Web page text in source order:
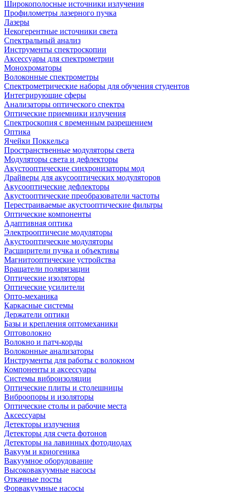
Широкополосные источники излучения
Профилометры лазерного пучка
Лазеры
Некогерентные источники света
Спектральный анализ
Инструменты спектроскопии
Аксессуары для спектрометрии
Монохроматоры
Волоконные спектрометры
Спектрометрические наборы для обучения студентов
Интегрирующие сферы
Анализаторы оптического спектра
Оптические приемники излучения
Спектроскопия с временным разрешением
Оптика
Ячейки Поккельса
Пространственные модуляторы света
Модуляторы света и дефлекторы
Акустооптические синхронизаторы мод
Драйверы для акусооптических модуляторов
Акусооптические дефлекторы
Акустооптические преобразователи частоты
Перестраиваемые акустооптические фильтры
Оптические компоненты
Адаптивная оптика
Электрооптичесие модуляторы
Акустооптические модуляторы
Расширители пучка и объективы
Магнитооптические устройства
Вращатели поляризации
Оптические изоляторы
Оптические усилители
Опто-механика
Каркасные системы
Держатели оптики
Базы и крепления оптомеханики
Оптоволокно
Волокно и патч-корды
Волоконные анализаторы
Инструменты для работы с волокном
Компоненты и аксессуары
Системы виброизоляции
Оптические плиты и столешницы
Виброопоры и изоляторы
Оптические столы и рабочие места
Аксессуары
Детекторы излучения
Детекторы для счета фотонов
Детекторы на лавинных фотодиодах
Вакуум и криогеника
Вакуумное оборудование
Высоковакуумные насосы
Откачные посты
Форвакуумные насосы